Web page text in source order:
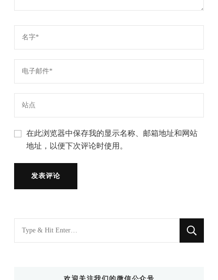
在此浏览器中保存我的显示名称、邮箱地址和网站
地址，以便下次评论时使用。
什